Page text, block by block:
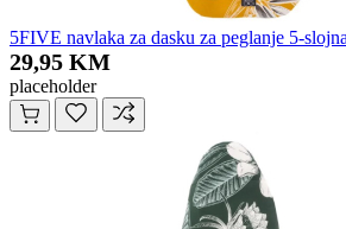
5FIVE navlaka za dasku za peglanje 5-
29,95 KM
placeholder